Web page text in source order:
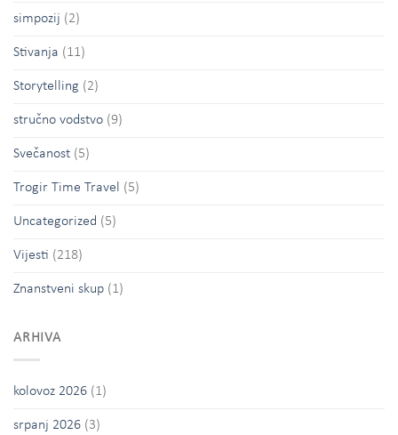
simpozij (2)
Stivanja (11)
Storytelling (2)
stručno vodstvo (9)
Svečanost (5)
Trogir Time Travel (5)
Uncategorized (5)
Vijesti (218)
Znanstveni skup (1)
ARHIVA
kolovoz 2026 (1)
srpanj 2026 (3)